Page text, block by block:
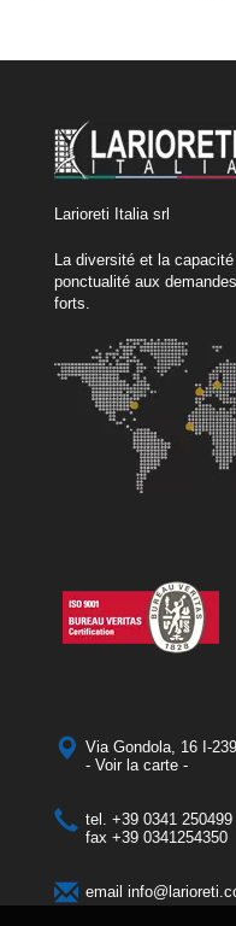
Larioreti Italia srl
La diversité et la
ponctualité aux
forts.
Via Gondola, 16 I-
- Voir la carte -
tel. +39 0341 250499
fax +39 0341254350
email